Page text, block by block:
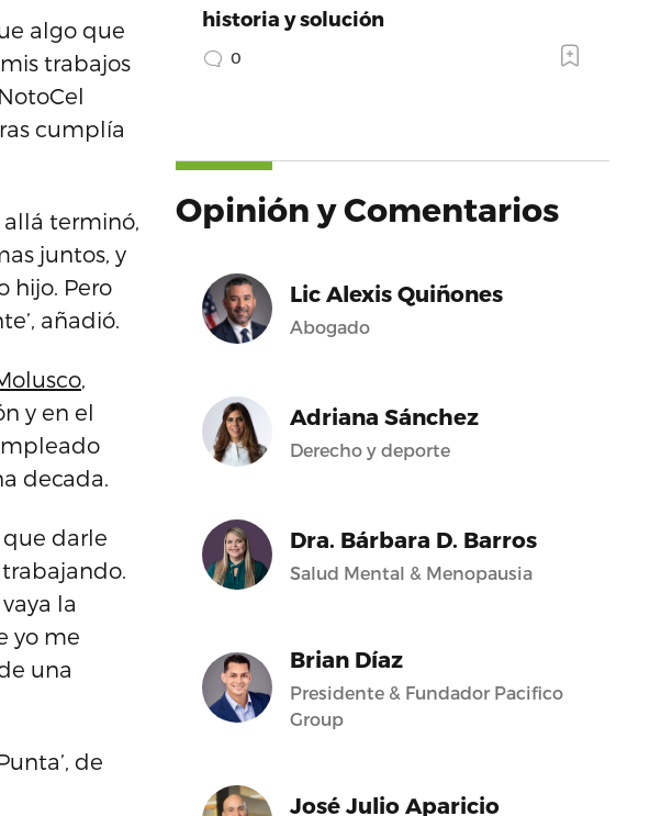
algo que
trabajos
cumplía
allá terminó,
juntos, y
hijo. Pero
añadió.
,
y en el
decada.
que darle
la
yo me
una
de
historia y solución
0
Opinión y Comentarios
Lic Alexis Quiñones
Abogado
Adriana Sánchez
Derecho y deporte
Dra. Bárbara D. Barros
Salud Mental & Menopausia
Brian Díaz
Presidente & Fundador Pacifico
Group
José Julio Aparicio